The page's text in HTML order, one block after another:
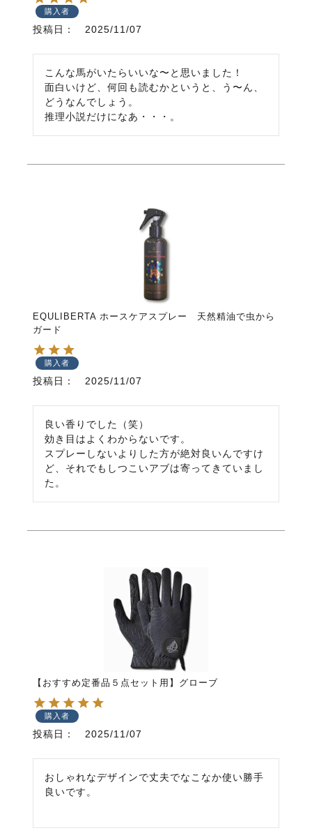
購入者
投稿日 2025/11/07
こんな馬がいたらいいな〜と思いました！
面白いけど、何回も読むかというと、う〜ん、
どうなんでしょう。
推理小説だけになあ・・・。
EQULIBERTA ホースケアスプレー 天然精油で虫から
ガード
購入者
投稿日 2025/11/07
良い香りでした（笑）
効き目はよくわからないです。
スプレーしないよりした方が絶対良いんですけ
ど、それでもしつこいアブは寄ってきていまし
【おすすめ定番品５点セット用】グローブ
購入者
投稿日 2025/11/07
おしゃれなデザインで丈夫でなこなか使い勝手
良いです。